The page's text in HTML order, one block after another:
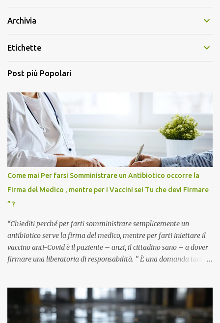
Archivia
Etichette
Post più Popolari
Come mai Per farsi Somministrare un Antibiotico occorre la
Firma del Medico , mentre per i Vaccini sei Tu che devi Firmare
” ?
“Chiediti perché per farti somministrare semplicemente un
antibiotico serve la firma del medico, mentre per farti iniettare il
vaccino anti-Covid è il paziente – anzi, il cittadino sano – a dover
firmare una liberatoria di responsabilità. ” È una domanda tanto
pandemia. Un interrogativo che dovrebbe scuotere chiunque abbia
ancora il coraggio di pensare con la propria testa. Per il vaccino
anti-Covid, un pro-farmaco, con autorizzazione condizionata,